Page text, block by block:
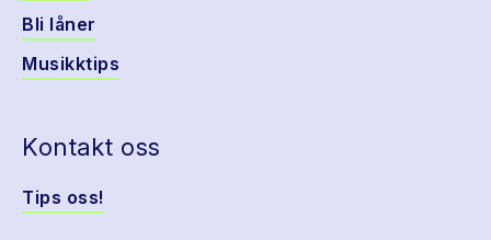
Bli låner
Musikktips
Kontakt oss
Tips oss!